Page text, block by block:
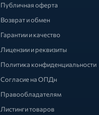
Публичная оферта
Возврат и обмен
Гарантии и качество
Лицензии и реквизиты
Политика конфиденциальности
Согласие на ОПДн
Правообладателям
Листинги товаров